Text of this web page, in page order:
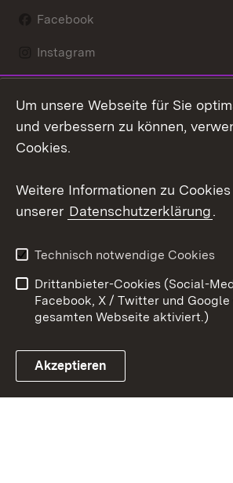
Facebook
Instagram
Mastodon
Youtube
Link zum Landesportal
Kontakt
Barrierefreiheit
Impressum Cookies
Um unsere Webseite für Sie
und verbessern zu können,
Cookies.
Weitere Informationen zu
unserer Datenschutzerklärung.
Technisch notwendige Cookies
Drittanbieter-Cookies (Social-
Facebook, X / Twitter und
gesamten Webseite aktiviert.)
Akzeptieren